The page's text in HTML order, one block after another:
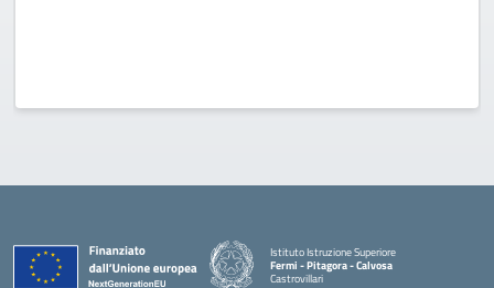
Istituto Istruzione Superiore
Fermi - Pitagora - Calvosa
Castrovillari